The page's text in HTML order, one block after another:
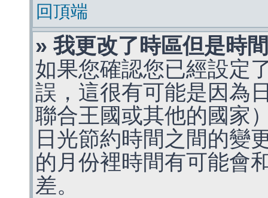
回頂端
» 我更改了時區但是時
如果您確認您已經設定
誤，這很有可能是因為
聯合王國或其他的國家
日光節約時間之間的變
的月份裡時間有可能會
差。